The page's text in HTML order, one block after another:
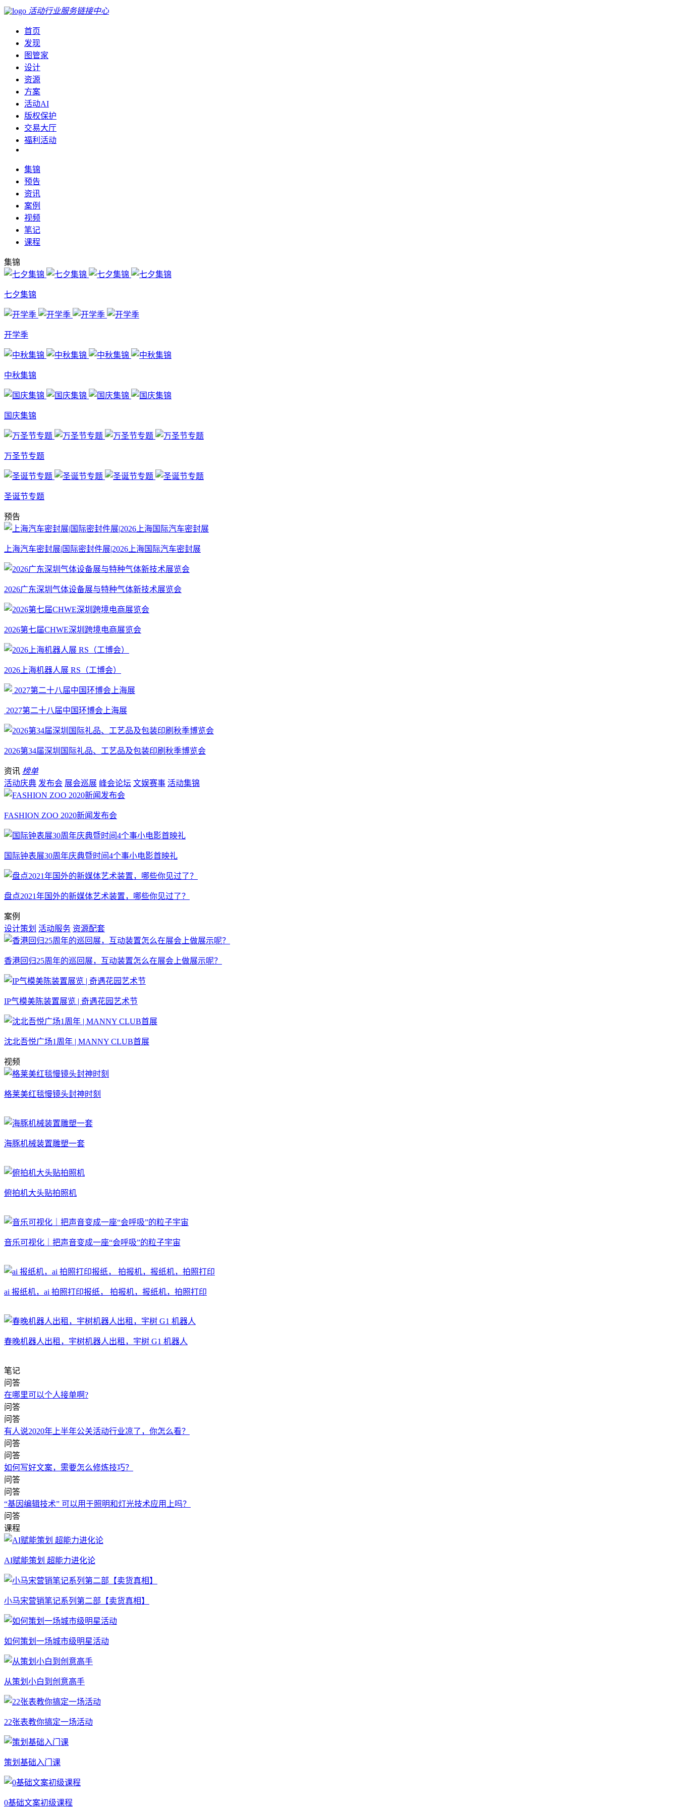
活动行业服务链接中心
首页
发现
图管家
设计
资源
方案
活动AI
版权保护
交易大厅
福利活动
集锦
预告
资讯
案例
视频
笔记
课程
集锦
七夕集锦
开学季
中秋集锦
国庆集锦
万圣节专题
圣诞节专题
预告
上海汽车密封展|国际密封件展|2026上海国际汽车密封展
2026广东深圳气体设备展与特种气体新技术展览会
2026第七届CHWE深圳跨境电商展览会
2026上海机器人展 RS（工博会）
2027第二十八届中国环博会上海展
2026第34届深圳国际礼品、工艺品及包装印刷秋季博览会
资讯 榜单
活动庆典 发布会 展会巡展 峰会论坛 文娱赛事 活动集锦
FASHION ZOO 2020新闻发布会
国际钟表展30周年庆典暨时间4个事小电影首映礼
盘点2021年国外的新媒体艺术装置，哪些你见过了？
案例
设计策划 活动服务 资源配套
香港回归25周年的巡回展，互动装置怎么在展会上做展示呢？
IP气模美陈装置展览 | 奇遇花园艺术节
沈北吾悦广场1周年 | MANNY CLUB首展
视频
格莱美红毯慢镜头封神时刻
海豚机械装置雕塑一套
俯拍机大头贴拍照机
音乐可视化｜把声音变成一座“会呼吸”的粒子宇宙
ai 报纸机，ai 拍照打印报纸， 拍报机，报纸机，拍照打印
春晚机器人出租，宇树机器人出租，宇树 G1 机器人
笔记
问答
在哪里可以个人接单啊?
问答
问答
有人说2020年上半年公关活动行业凉了，你怎么看？
问答
问答
如何写好文案，需要怎么修炼技巧？
问答
问答
“基因编辑技术” 可以用于照明和灯光技术应用上吗？
问答
课程
AI赋能策划 超能力进化论
小马宋营销笔记系列第二部【卖货真相】
如何策划一场城市级明星活动
从策划小白到创意高手
22张表教你搞定一场活动
策划基础入门课
0基础文案初级课程